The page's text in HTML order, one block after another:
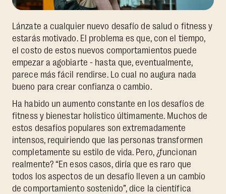
Lánzate a cualquier nuevo desafío de salud o fitness y
estarás motivado. El problema es que, con el tiempo,
el costo de estos nuevos comportamientos puede
empezar a agobiarte - hasta que, eventualmente,
parece más fácil rendirse. Lo cual no augura nada
bueno para crear confianza o cambio.
Ha habido un aumento constante en los desafíos de
fitness y bienestar holístico últimamente. Muchos de
estos desafíos populares son extremadamente
intensos, requiriendo que las personas transformen
completamente su estilo de vida. Pero, ¿funcionan
realmente? “En esos casos, diría que es raro que
todos los aspectos de un desafío lleven a un cambio
de comportamiento sostenido”, dice la científica